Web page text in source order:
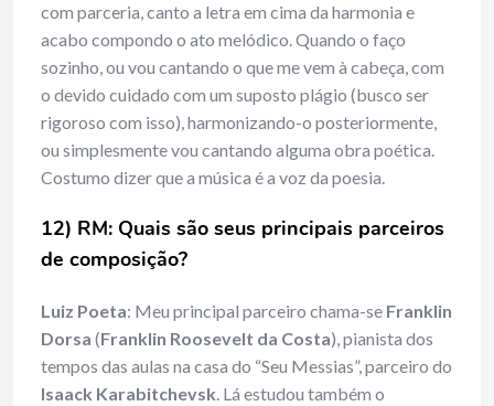
com parceria, canto a letra em cima da harmonia e
acabo compondo o ato melódico. Quando o faço
sozinho, ou vou cantando o que me vem à cabeça, com
o devido cuidado com um suposto plágio (busco ser
rigoroso com isso), harmonizando-o posteriormente,
ou simplesmente vou cantando alguma obra poética.
Costumo dizer que a música é a voz da poesia.
12) RM: Quais são seus principais parceiros
de composição?
Luiz Poeta: Meu principal parceiro chama-se Franklin
Dorsa (Franklin Roosevelt da Costa), pianista dos
tempos das aulas na casa do “Seu Messias”, parceiro do
Isaack Karabitchevsk. Lá estudou também o